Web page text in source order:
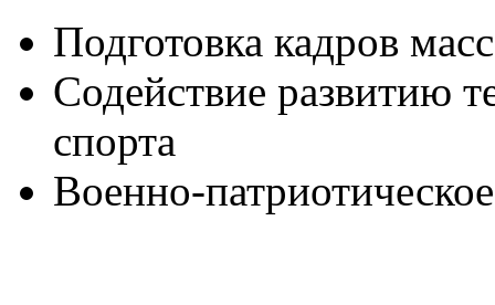
Подготовка кадров
Содействие развитию
спорта
Военно-